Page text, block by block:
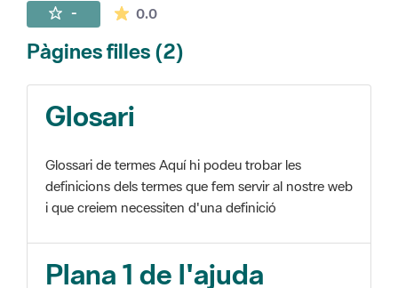
- 0.0La mitjana de les valoracions és de 0
Pàgines filles (2)
Glosari
Glossari de termes Aquí hi podeu trobar les
definicions dels termes que fem servir al nostre web
i que creiem necessiten d'una definició
Plana 1 de l'ajuda